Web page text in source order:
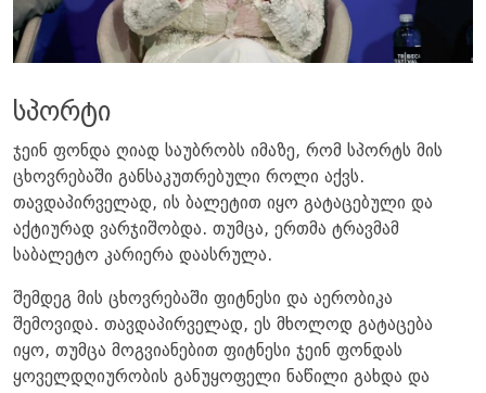
სპორტი
ჯეინ ფონდა ღიად საუბრობს იმაზე, რომ სპორტს მის
ცხოვრებაში განსაკუთრებული როლი აქვს.
თავდაპირველად, ის ბალეტით იყო გატაცებული და
აქტიურად ვარჯიშობდა. თუმცა, ერთმა ტრავმამ
საბალეტო კარიერა დაასრულა.
შემდეგ მის ცხოვრებაში ფიტნესი და აერობიკა
შემოვიდა. თავდაპირველად, ეს მხოლოდ გატაცება
იყო, თუმცა მოგვიანებით ფიტნესი ჯეინ ფონდას
ყოველდღიურობის განუყოფელი ნაწილი გახდა და